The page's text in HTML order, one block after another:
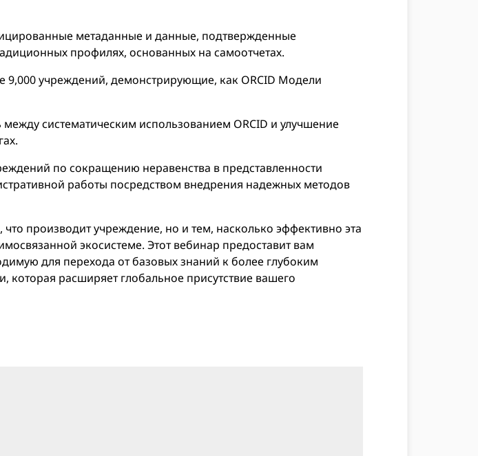
метаданные и данные, подтвержденные
профилях, основанных на самоотчетах.
9,000 учреждений, демонстрирующие, как ORCID Модели
между систематическим использованием ORCID и улучшение
по сокращению неравенства в представленности
работы посредством внедрения надежных методов
производит учреждение, но и тем, насколько эффективно эта
экосистеме. Этот вебинар предоставит вам
для перехода от базовых знаний к более глубоким
которая расширяет глобальное присутствие вашего